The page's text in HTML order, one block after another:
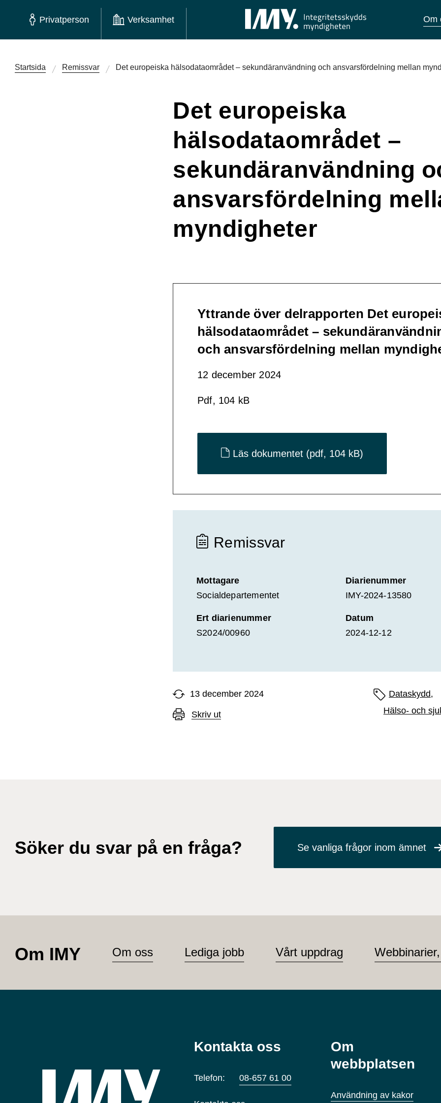
Privatperson Verksamhet Om
Startsida Remissvar Det europeiska hälsodataområdet – sekundäranvändning och ansvarsfördelning mellan
Det europeiska
hälsodataområdet –
sekundäranvändning
ansvarsfördelning
myndigheter
Yttrande över delrapporten Det
hälsodataområdet –
och ansvarsfördelning mellan
12 december 2024
Pdf, 104 kB
Läs dokumentet (pdf, 104 kB)
Remissvar
Mottagare
Socialdepartementet
Diarienummer
IMY-2024-13580
Ert diarienummer
S2024/00960
Datum
2024-12-12
13 december 2024
Skriv ut
Sidans etiketter
Dataskydd,
Hälso- och
Söker du svar på en fråga? Se vanliga frågor inom ämnet
Om IMY Om oss Lediga jobb Vårt uppdrag
Kontakta oss
Telefon: 08-657 61 00
Om
webbplatsen
Användning av kakor